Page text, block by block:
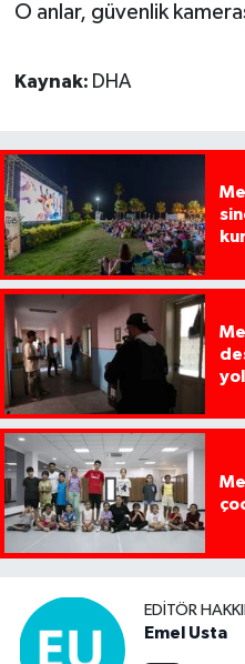
O anlar, güvenlik
Kaynak: DHA
EDITÖR
Emel Usta